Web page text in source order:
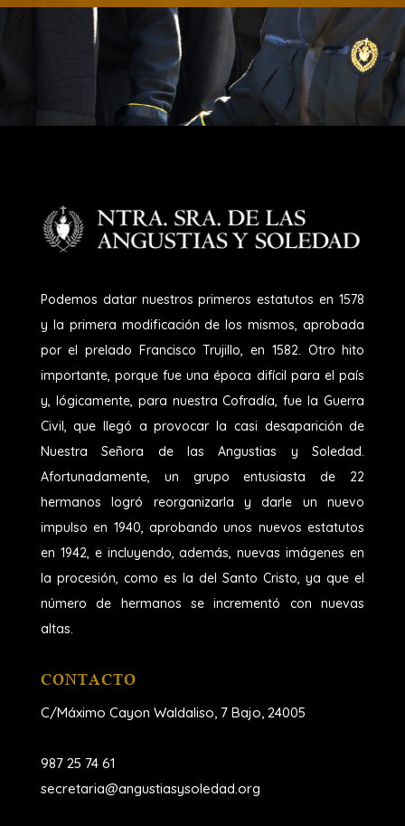
Podemos datar nuestros primeros estatutos en 1578
y la primera modificación de los mismos, aprobada
por el prelado Francisco Trujillo, en 1582. Otro hito
importante, porque fue una época difícil para el país
y, lógicamente, para nuestra Cofradía, fue la Guerra
Civil, que llegó a provocar la casi desaparición de
Nuestra Señora de las Angustias y Soledad.
Afortunadamente, un grupo entusiasta de 22
hermanos logró reorganizarla y darle un nuevo
impulso en 1940, aprobando unos nuevos estatutos
en 1942, e incluyendo, además, nuevas imágenes en
la procesión, como es la del Santo Cristo, ya que el
número de hermanos se incrementó con nuevas
altas.
CONTACTO
C/Máximo Cayon Waldaliso, 7 Bajo, 24005
987 25 74 61
secretaria@angustiasysoledad.org